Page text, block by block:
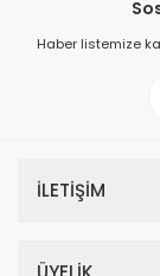
Haber listemize
İLETİŞİM